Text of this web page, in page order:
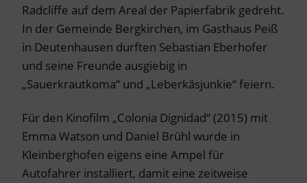
Radcliffe auf dem Areal der Papierfabrik gedreht.
In der Gemeinde Bergkirchen, im Gasthaus Peiß
in Deutenhausen durften Sebastian Eberhofer
und seine Freunde ausgiebig in
„Sauerkrautkoma“ und „Leberkäsjunkie“ feiern.
Für den Kinofilm „Colonia Dignidad“ (2015) mit
Emma Watson und Daniel Brühl wurde in
Kleinberghofen eigens eine Ampel für
Autofahrer installiert, damit eine zeitweise